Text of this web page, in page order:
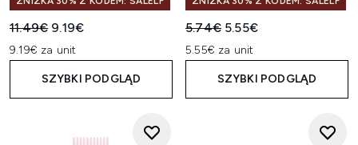
Sugerowana cena detaliczna:
11.49€ Aktualna cena:
9.19€
9.19€ za unit
SZYBKI PODGLĄD
Sugerowana cena
5.74€ Aktualna cena:
5.55€
5.55€ za unit
SZYBKI PODGLĄD